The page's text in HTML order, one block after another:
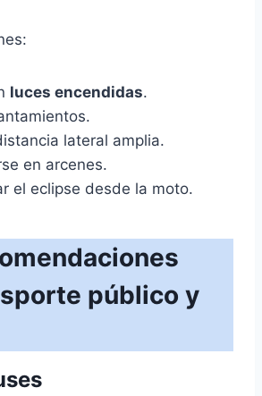
luces encendidas.
lateral amplia.
en arcenes.
el eclipse desde la moto.
público y